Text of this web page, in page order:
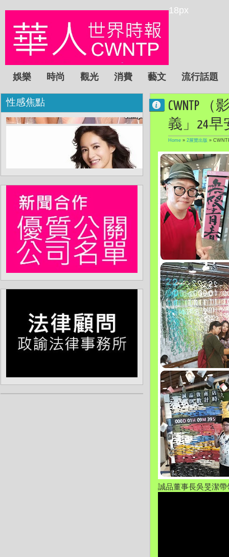
18px
娛樂 時尚 觀光 消費 藝文 流行話題
CWNTP
義」24
Home » 2展覽出版 »
性感焦點